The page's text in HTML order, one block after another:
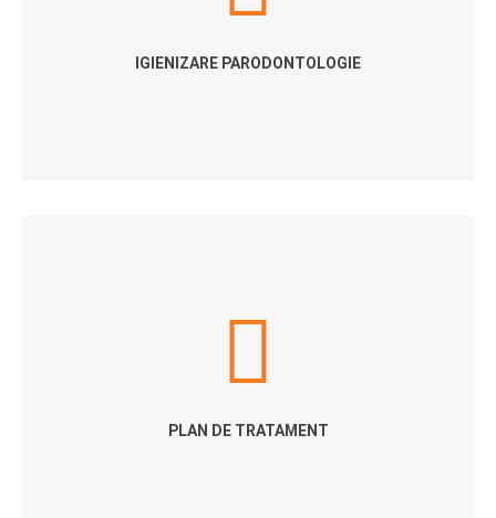
IGIENIZARE PARODONTOLOGIE
PLAN DE TRATAMENT